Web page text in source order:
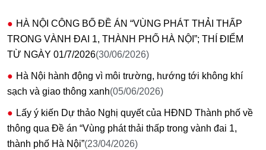
HÀ NỘI CÔNG BỐ ĐỀ ÁN “VÙNG PHÁT THẢI THẤP
TRONG VÀNH ĐAI 1, THÀNH PHỐ HÀ NỘI”; THÍ ĐIỂM
TỪ NGÀY 01/7/2026(30/06/2026)
Hà Nội hành động vì môi trường, hướng tới không khí
sạch và giao thông xanh(05/06/2026)
Lấy ý kiến Dự thảo Nghị quyết của HĐND Thành phố về
thông qua Đề án “Vùng phát thải thấp trong vành đai 1,
thành phố Hà Nội”(23/04/2026)